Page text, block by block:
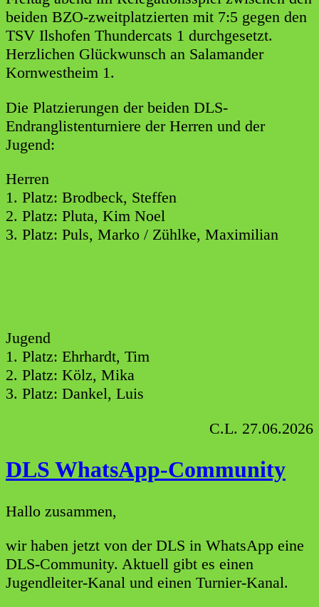
beiden BZO-zweitplatzierten mit 7:5 gegen den
TSV Ilshofen Thundercats 1 durchgesetzt.
Herzlichen Glückwunsch an Salamander
Kornwestheim 1.
Die Platzierungen der beiden DLS-
Endranglistenturniere der Herren und der
Jugend:
Herren
1. Platz: Brodbeck, Steffen
2. Platz: Pluta, Kim Noel
3. Platz: Puls, Marko / Zühlke, Maximilian
Jugend
1. Platz: Ehrhardt, Tim
2. Platz: Kölz, Mika
3. Platz: Dankel, Luis
C.L. 27.06.2026
DLS WhatsApp-Community
Hallo zusammen,
wir haben jetzt von der DLS in WhatsApp eine
DLS-Community. Aktuell gibt es einen
Jugendleiter-Kanal und einen Turnier-Kanal.